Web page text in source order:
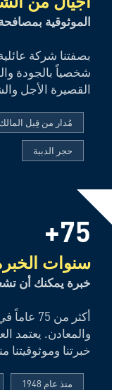
الموثوقية
بصفتنا شركة عائلية
شخصياً بالجودة
القصيرة الأجل
مُدار من قِبل المالك
حجر الدببة
75+
سنوات
خبرة يمكنك أن
أكثر من
والمعادن. يعتمد
خبرتنا وموثوقيتنا
منذ عام 1948